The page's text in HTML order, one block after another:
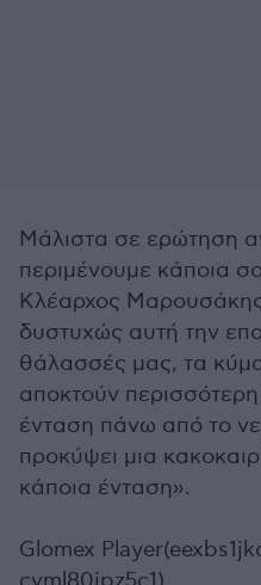
Μάλιστα σε ερώτηση
περιμένουμε κάποια
Κλέαρχος
δυστυχώς αυτή την
θάλασσές μας, τα
αποκτούν
ένταση πάνω από το
προκύψει μια
κάποια ένταση».
Glomex